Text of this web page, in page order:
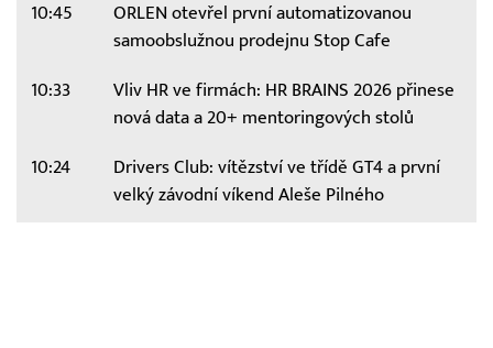
10:45
ORLEN otevřel první automatizovanou
samoobslužnou prodejnu Stop Cafe
10:33
Vliv HR ve firmách: HR BRAINS 2026 přinese
nová data a 20+ mentoringových stolů
10:24
Drivers Club: vítězství ve třídě GT4 a první
velký závodní víkend Aleše Pilného